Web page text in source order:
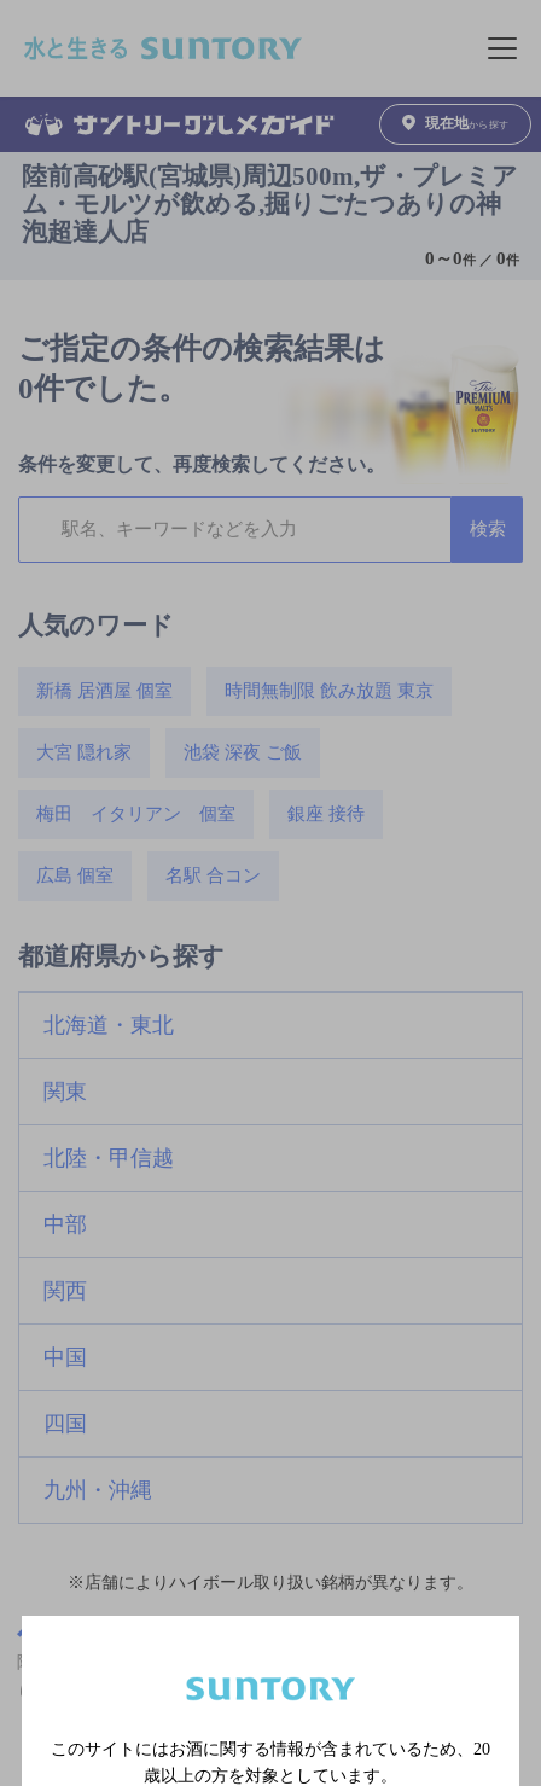
メニュ
現在地から探す
陸前高砂駅(宮城県)周辺500m,ザ・プレミア
ム・モルツが飲める,掘りごたつありの神
泡超達人店
0 ～0件 ／0件
ご指定の条件の検索結果は
0件でした。
条件を変更して、再度検索してください。
人気のワード
新橋 居酒屋 個室 時間無制限 飲み放題 東京
大宮 隠れ家 池袋 深夜 ご飯
梅田 イタリアン 個室 銀座 接待
広島 個室 名駅 合コン
都道府県から探す
北海道・東北
関東
北陸・甲信越
中部
関西
中国
四国
九州・沖縄
※店舗によりハイボール取り扱い銘柄が異なります。
陸前高砂駅(宮城県)周辺500m,ザ・プレミアム・モルツが飲める,掘
りごたつありの神泡超達人店
関連ページ
このサイトにはお酒に関する情報が含まれているため、 20
歳以上の方を対象としています。